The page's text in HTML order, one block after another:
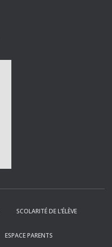
SCOLARITÉ DE L’ÉLÈVE
ESPACE PARENTS